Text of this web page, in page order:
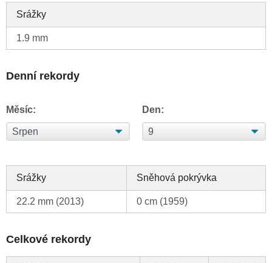
Srážky
1.9 mm
Denní rekordy
Měsíc: Den:
Srážky Sněhová pokrývka
22.2 mm (2013) 0 cm (1959)
Celkové rekordy